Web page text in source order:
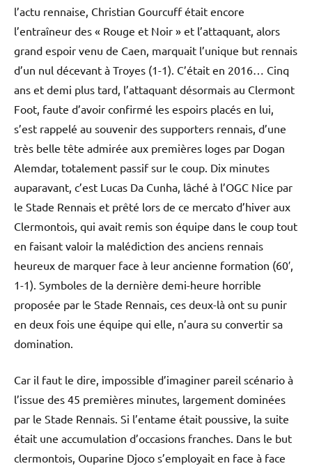
l’actu rennaise, Christian Gourcuff était encore
l’entraîneur des « Rouge et Noir » et l’attaquant, alors
grand espoir venu de Caen, marquait l’unique but rennais
d’un nul décevant à Troyes (1-1). C’était en 2016… Cinq
ans et demi plus tard, l’attaquant désormais au Clermont
Foot, faute d’avoir confirmé les espoirs placés en lui,
s’est rappelé au souvenir des supporters rennais, d’une
très belle tête admirée aux premières loges par Dogan
Alemdar, totalement passif sur le coup. Dix minutes
auparavant, c’est Lucas Da Cunha, lâché à l’OGC Nice par
le Stade Rennais et prêté lors de ce mercato d’hiver aux
Clermontois, qui avait remis son équipe dans le coup tout
en faisant valoir la malédiction des anciens rennais
heureux de marquer face à leur ancienne formation (60′,
1-1). Symboles de la dernière demi-heure horrible
proposée par le Stade Rennais, ces deux-là ont su punir
en deux fois une équipe qui elle, n’aura su convertir sa
domination.
Car il faut le dire, impossible d’imaginer pareil scénario à
l’issue des 45 premières minutes, largement dominées
par le Stade Rennais. Si l’entame était poussive, la suite
était une accumulation d’occasions franches. Dans le but
clermontois, Ouparine Djoco s’employait en face à face